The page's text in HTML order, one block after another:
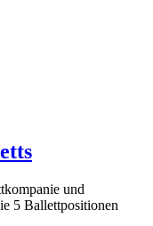
und
5 Ballettpositionen